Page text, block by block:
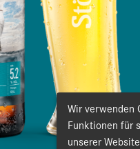
Wir verwenden
Funktionen für
unserer